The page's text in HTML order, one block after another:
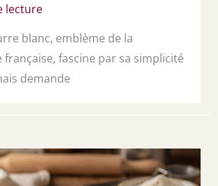
lecture
blanc, emblème de la
fascine par sa simplicité
demande